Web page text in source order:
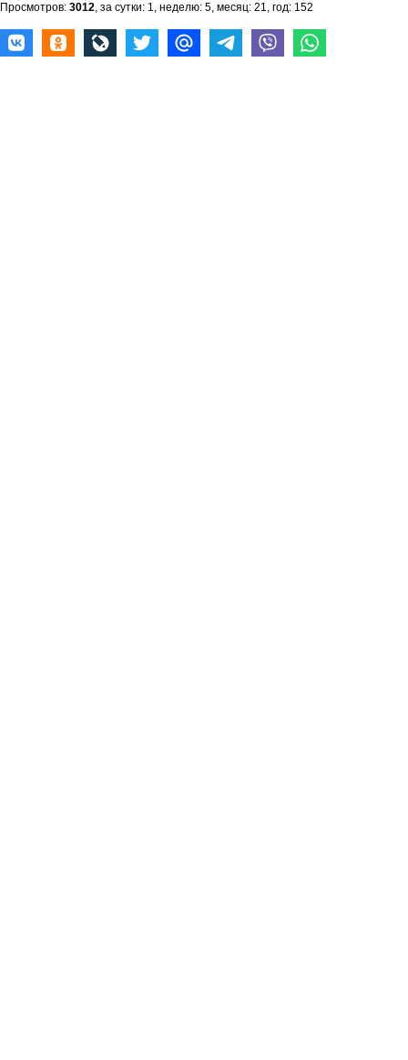
Просмотров: 3012, за сутки: 1, неделю: 5, месяц: 21, год: 152